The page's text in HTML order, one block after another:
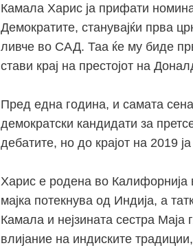
Камала Харис ја прифати
Демократите, станувајќи прва
ливче во САД. Таа ќе му биде
стави крај на престојот на
Пред една година, и самата
демократски кандидати за
дебатите, но до крајот на 2019
Харис е родена во Калифорнија
мајка потекнува од Индија, а
Камала и нејзината сестра
влијание на индиските